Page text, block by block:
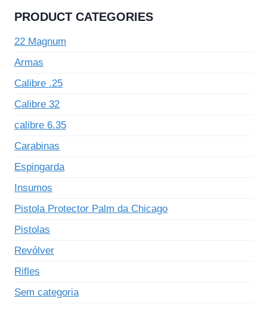
PRODUCT CATEGORIES
22 Magnum
Armas
Calibre .25
Calibre 32
calibre 6.35
Carabinas
Espingarda
Insumos
Pistola Protector Palm da Chicago
Pistolas
Revólver
Rifles
Sem categoria